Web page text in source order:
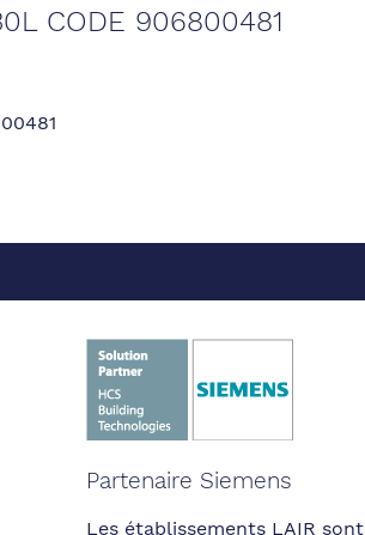
CODE 906800481
Partenaire Siemens
Les établissements LAIR sont